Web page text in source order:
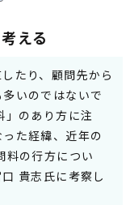
える
たり、顧問先から
いのではないで
」のあり方に注
た経緯、近年の
料の行方につい
貴志氏に考察し